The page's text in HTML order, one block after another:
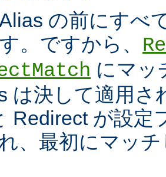
の前にすべ
。ですから、
にマッ
は決して適用さ
Redirect が設定
、最初にマッ